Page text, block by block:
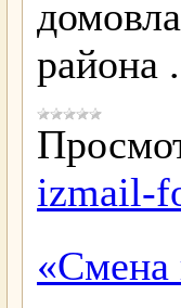
района
izmail-
«Смена